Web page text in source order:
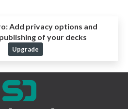
Add privacy options and
of your decks
Upgrade